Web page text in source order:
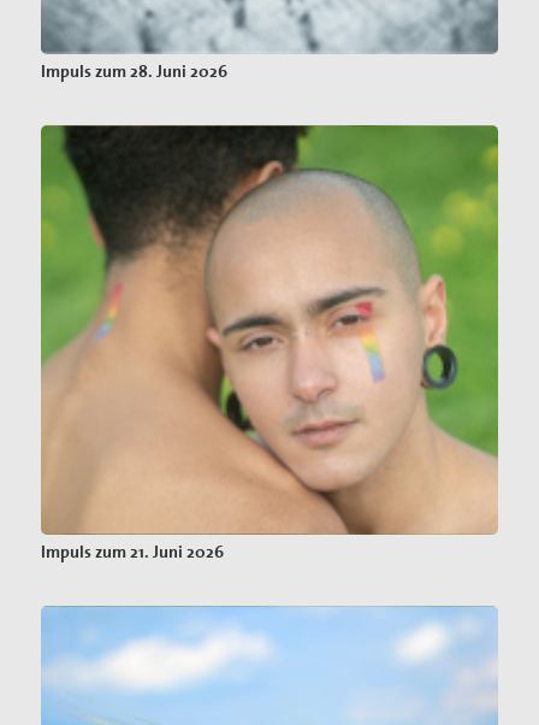
Impuls zum 28. Juni 2026
Impuls zum 21. Juni 2026